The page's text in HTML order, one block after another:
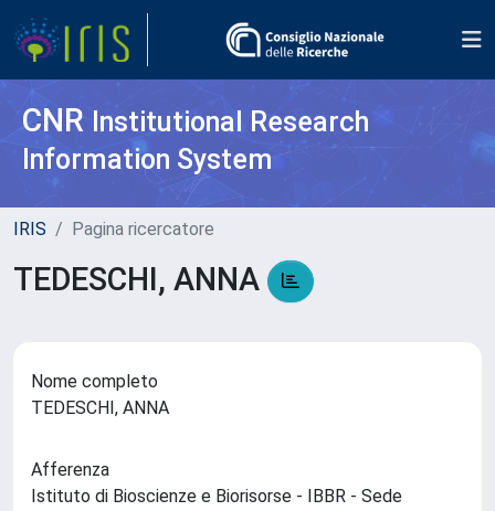
CNR Institutional Research
Information System
IRIS Pagina ricercatore
TEDESCHI, ANNA
Nome completo
TEDESCHI, ANNA
Afferenza
Istituto di Bioscienze e Biorisorse - IBBR - Sede